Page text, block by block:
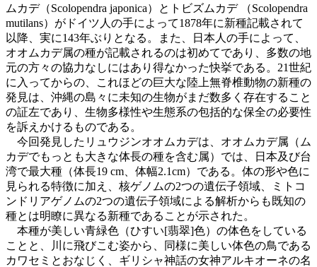
ムカデ（Scolopendra japonica）とトビズムカデ （Scolopendra
mutilans）がドイツ人の手によって1878年に新種記載されて
以降、実に143年ぶりとなる。また、日本人の手によって、
オオムカデ属の種が記載されるのは初めてであり、多数の地
元の方々の協力なしにはあり得なかった快挙である。21世紀
に入ってからの、これほどの巨大な陸上無脊椎動物の新種の
発見は、沖縄の島々に未知の生物がまだ数多く存在すること
の証左であり、生物多様性や生態系の包括的な保全の必要性
を訴えかけるものである。
今回発見したリュウジンオオムカデは、オオムカデ属（ム
カデでもっとも大きな体長の種を含む属）では、日本及び台
湾で最大種（体長19 cm、体幅2.1cm）である。体の形や色に
見られる特徴に加え、核ゲノムの2つの遺伝子領域、ミトコ
ンドリアゲノムの2つの遺伝子領域による解析からも既知の
種とは明瞭に異なる新種であることが示された。
本種が美しい青緑色（ひすい[翡翠]色）の体色をしている
ことと、川に飛びこむ姿から、同様に美しい体色の鳥である
カワセミとおなじく、ギリシャ神話の女神アルキオーネの名